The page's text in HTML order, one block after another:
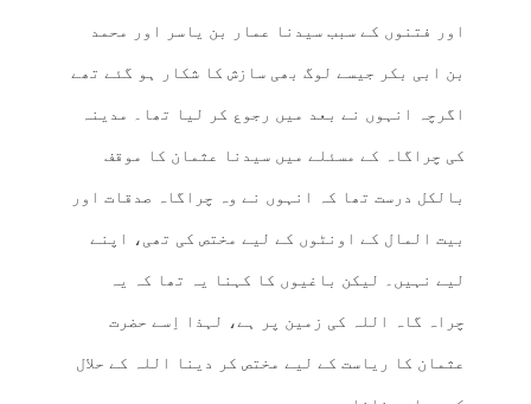
اور فتنوں کے سبب سیدنا عمار بن یاسر اور محمد
بن ابی بکر جیسے لوگ بھی سازش کا شکار ہو گئے تھے
اگرچہ انہوں نے بعد میں رجوع کر لیا تھا۔ مدینہ
کی چراگاہ کے مسئلے میں سیدنا عثمان کا موقف
بالکل درست تھا کہ انہوں نے وہ چراگاہ صدقات اور
بیت المال کے اونٹوں کے لیے مختص کی تھی، اپنے
لیے نہیں۔ لیکن باغیوں کا کہنا یہ تھا کہ یہ
چراہ گاہ اللہ کی زمین پر ہے، لہذا اِسے حضرت
عثمان کا ریاست کے لیے مختص کر دینا اللہ کے حلال